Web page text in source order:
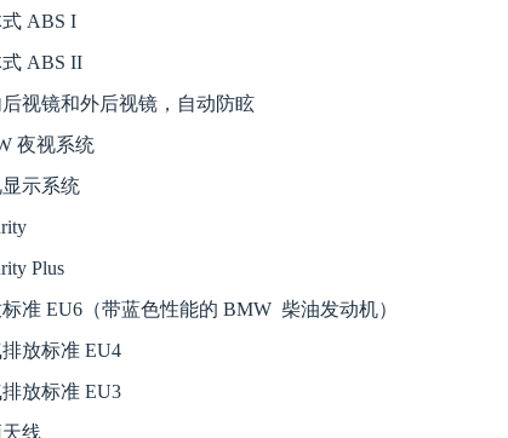
ABS I
ABS II
视镜和外后视镜，自动防眩
夜视系统
示系统
Plus
准 EU6（带蓝色性能的 BMW 柴油发动机）
放标准 EU4
放标准 EU3
线